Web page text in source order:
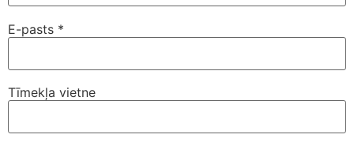
E-pasts *
Tīmekļa vietne